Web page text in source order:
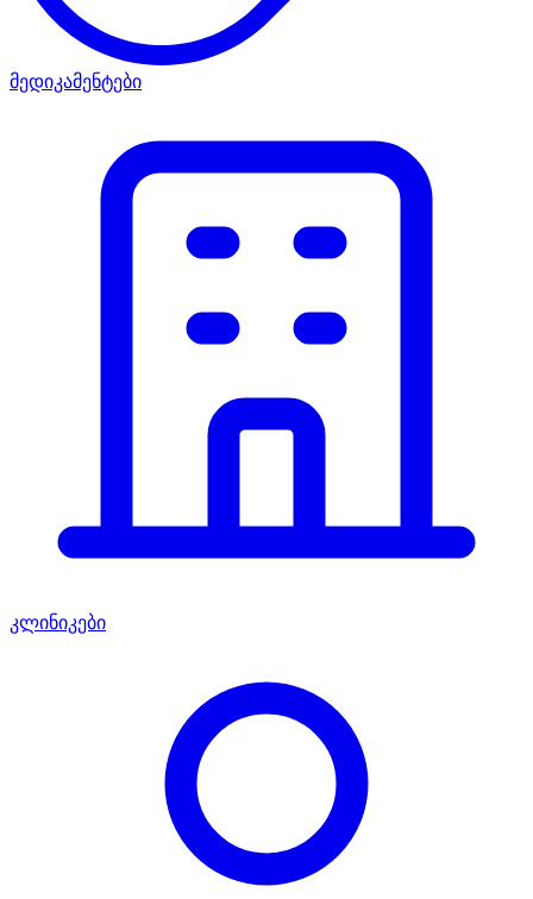
მედიკამენტები
კლინიკები